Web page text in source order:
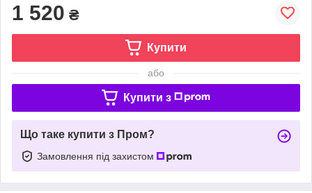
1 520 ₴
Купити
або
Купити з
Що таке купити з Пром?
Замовлення під захистом